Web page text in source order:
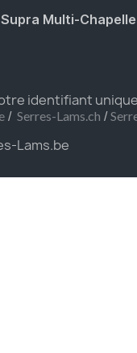
Supra Multi-
identifiant
/ Serres-Lams.ch /
Lams.be